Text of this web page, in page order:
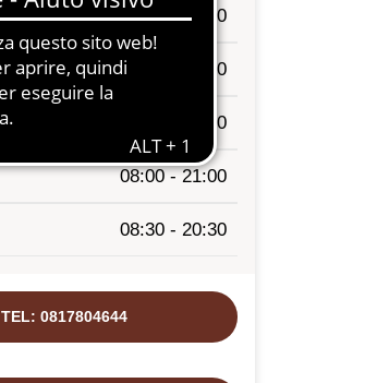
08:00 - 21:00
08:00 - 21:00
08:00 - 21:00
08:00 - 21:00
08:30 - 20:30
TEL: 0817804644